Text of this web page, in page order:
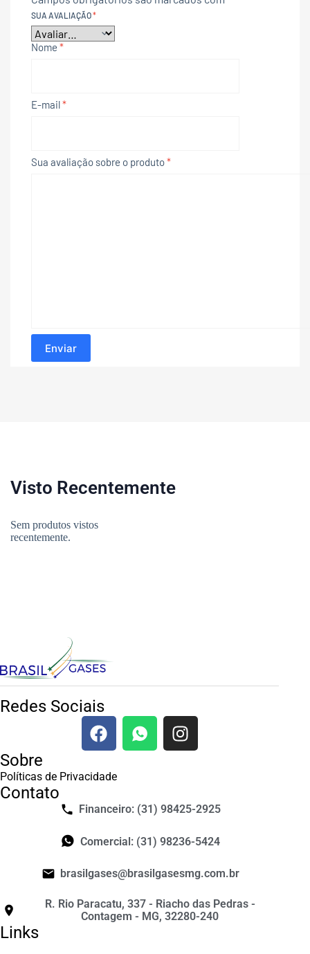
SUA AVALIAÇÃO*
Nome *
E-mail*
Sua avaliação sobre o produto*
Enviar
Visto Recentemente
Sem produtos vistos
recentemente.
Links
Contato
Financeiro: (31) 98425-2925
Comercial: (31) 98236-5424
brasilgases@brasilgasesmg.com.br
R. Rio Paracatu, 337 - Riacho das Pedras -
Contagem - MG, 32280-240
Redes Sociais
Sobre
Políticas de Privacidade